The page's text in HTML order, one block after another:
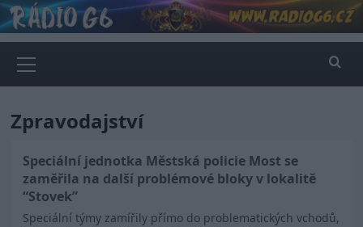
Skip
to
content
Menu
Zpravodajství
Speciální jednotka Městská policie Most se
zaměřila na další problémové bloky v lokalitě
“Stovek”
Speciální týmy zamířily přímo do problematických vchodů,